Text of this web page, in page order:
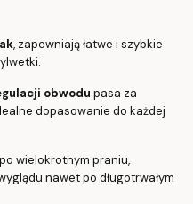
, zapewniają łatwe i szybkie
obwodu pasa za
dopasowanie do każdej
wielokrotnym praniu,
nawet po długotrwałym